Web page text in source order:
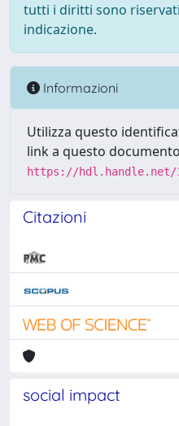
tutti i diritti sono
indicazione.
Informazioni
Utilizza questo
link a questo
https://hdl.handle.net/
Citazioni
social impact